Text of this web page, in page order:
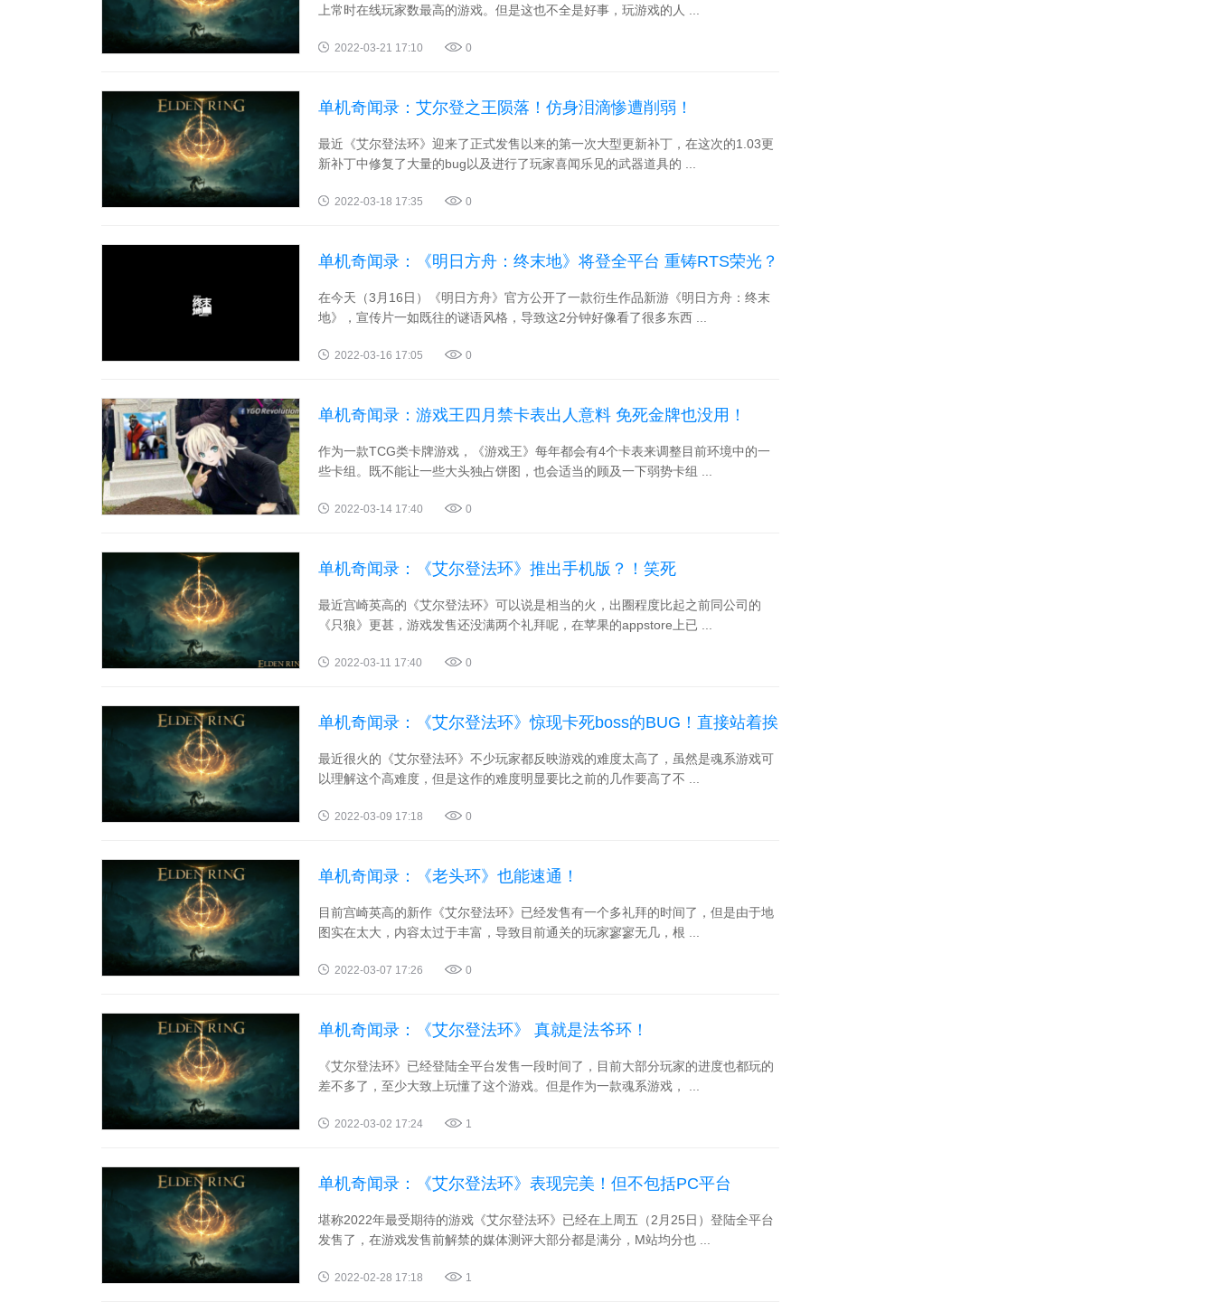
上常时在线玩家数最高的游戏。但是这也不全是好事，玩游戏的人 ...
2022-03-21 17:10 0
单机奇闻录：艾尔登之王陨落！仿身泪滴惨遭削弱！
最近《艾尔登法环》迎来了正式发售以来的第一次大型更新补丁，在这次的1.03更
新补丁中修复了大量的bug以及进行了玩家喜闻乐见的武器道具的 ...
2022-03-18 17:35 0
单机奇闻录：《明日方舟：终末地》将登全平台 重铸RTS荣光？
在今天（3月16日）《明日方舟》官方公开了一款衍生作品新游《明日方舟：终末
地》，宣传片一如既往的谜语风格，导致这2分钟好像看了很多东西 ...
2022-03-16 17:05 0
单机奇闻录：游戏王四月禁卡表出人意料 免死金牌也没用！
作为一款TCG类卡牌游戏，《游戏王》每年都会有4个卡表来调整目前环境中的一
些卡组。既不能让一些大头独占饼图，也会适当的顾及一下弱势卡组 ...
2022-03-14 17:40 0
单机奇闻录：《艾尔登法环》推出手机版？！笑死
最近宫崎英高的《艾尔登法环》可以说是相当的火，出圈程度比起之前同公司的
《只狼》更甚，游戏发售还没满两个礼拜呢，在苹果的appstore上已 ...
2022-03-11 17:40 0
单机奇闻录：《艾尔登法环》惊现卡死boss的BUG！直接站着挨
打！
最近很火的《艾尔登法环》不少玩家都反映游戏的难度太高了，虽然是魂系游戏可
以理解这个高难度，但是这作的难度明显要比之前的几作要高了不 ...
2022-03-09 17:18 0
单机奇闻录：《老头环》也能速通！
目前宫崎英高的新作《艾尔登法环》已经发售有一个多礼拜的时间了，但是由于地
图实在太大，内容太过于丰富，导致目前通关的玩家寥寥无几，根 ...
2022-03-07 17:26 0
单机奇闻录：《艾尔登法环》 真就是法爷环！
《艾尔登法环》已经登陆全平台发售一段时间了，目前大部分玩家的进度也都玩的
差不多了，至少大致上玩懂了这个游戏。但是作为一款魂系游戏， ...
2022-03-02 17:24 1
单机奇闻录：《艾尔登法环》表现完美！但不包括PC平台
堪称2022年最受期待的游戏《艾尔登法环》已经在上周五（2月25日）登陆全平台
发售了，在游戏发售前解禁的媒体测评大部分都是满分，M站均分也 ...
2022-02-28 17:18 1